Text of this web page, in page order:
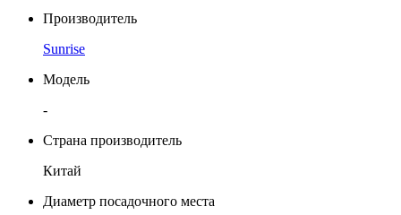
Производитель
Sunrise
Модель
-
Страна производитель
Китай
Диаметр посадочного места